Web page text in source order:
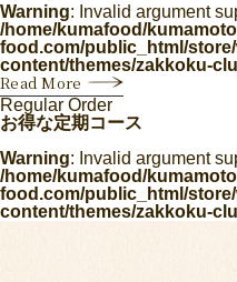
Warning: Invalid argument
/home/kumafood/
food.com/public_html/
content/themes/zakkoku-
Read More
Regular Order
お得な定期コース
Warning: Invalid argument
/home/kumafood/
food.com/public_html/
content/themes/zakkoku-